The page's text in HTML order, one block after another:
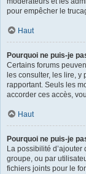
pour empêcher le
Haut
Pourquoi ne puis-je
Certains forums
les consulter, les lire, y
rapportant. Seuls les
accorder ces accès,
Haut
Pourquoi ne puis-je
La possibilité
groupe, ou par
fichiers joints pour le